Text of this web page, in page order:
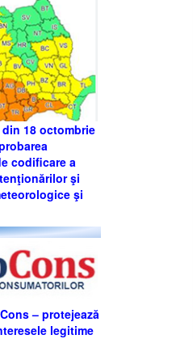
din 18 octombrie
codificare a
şi
şi
– protejează
legitime